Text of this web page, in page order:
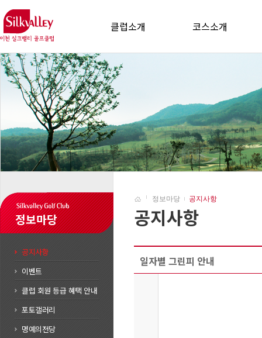
클럽소개 코스소개
정보마당
공지사항
이벤트
클럽 회원 등급 혜택 안내
포토갤러리
명예의전당
정보마당 공지사항
공지사항
일자별 그린피 안내